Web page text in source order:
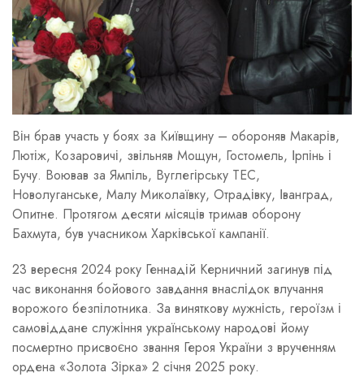
Він брав участь у боях за Київщину – обороняв Макарів,
Лютіж, Козаровичі, звільняв Мощун, Гостомель, Ірпінь і
Бучу. Воював за Ямпіль, Вуглегірську ТЕС,
Новолуганське, Малу Миколаївку, Отрадівку, Іванград,
Опитне. Протягом десяти місяців тримав оборону
Бахмута, був учасником Харківської кампанії.
23 вересня 2024 року Геннадій Керничний загинув під
час виконання бойового завдання внаслідок влучання
ворожого безпілотника. За виняткову мужність, героїзм і
самовіддане служіння українському народові йому
посмертно присвоєно звання Героя України з врученням
ордена «Золота Зірка» 2 січня 2025 року.